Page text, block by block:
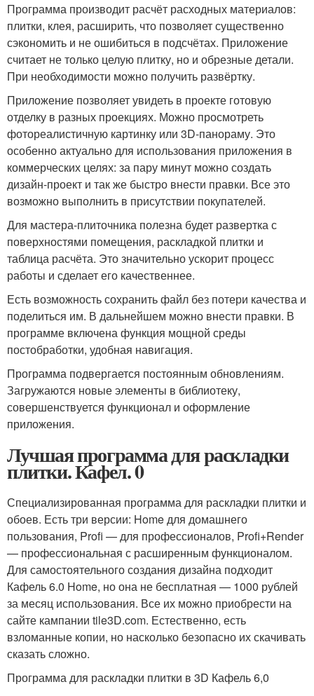
Программа производит расчёт расходных материалов:
плитки, клея, расширить, что позволяет существенно
сэкономить и не ошибиться в подсчётах. Приложение
считает не только целую плитку, но и обрезные детали.
При необходимости можно получить развёртку.
Приложение позволяет увидеть в проекте готовую
отделку в разных проекциях. Можно просмотреть
фотореалистичную картинку или 3D-панораму. Это
особенно актуально для использования приложения в
коммерческих целях: за пару минут можно создать
дизайн-проект и так же быстро внести правки. Все это
возможно выполнить в присутствии покупателей.
Для мастера-плиточника полезна будет развертка с
поверхностями помещения, раскладкой плитки и
таблица расчёта. Это значительно ускорит процесс
работы и сделает его качественнее.
Есть возможность сохранить файл без потери качества и
поделиться им. В дальнейшем можно внести правки. В
программе включена функция мощной среды
постобработки, удобная навигация.
Программа подвергается постоянным обновлениям.
Загружаются новые элементы в библиотеку,
совершенствуется функционал и оформление
приложения.
Лучшая программа для раскладки
плитки. Кафел. 0
Специализированная программа для раскладки плитки и
обоев. Есть три версии: Home для домашнего
пользования, Profi — для профессионалов, Profi+Render
— профессиональная с расширенным функционалом.
Для самостоятельного создания дизайна подходит
Кафель 6.0 Home, но она не бесплатная — 1000 рублей
за месяц использования. Все их можно приобрести на
сайте кампании tile3D.com. Естественно, есть
взломанные копии, но насколько безопасно их скачивать
сказать сложно.
Программа для раскладки плитки в 3D Кафель 6,0